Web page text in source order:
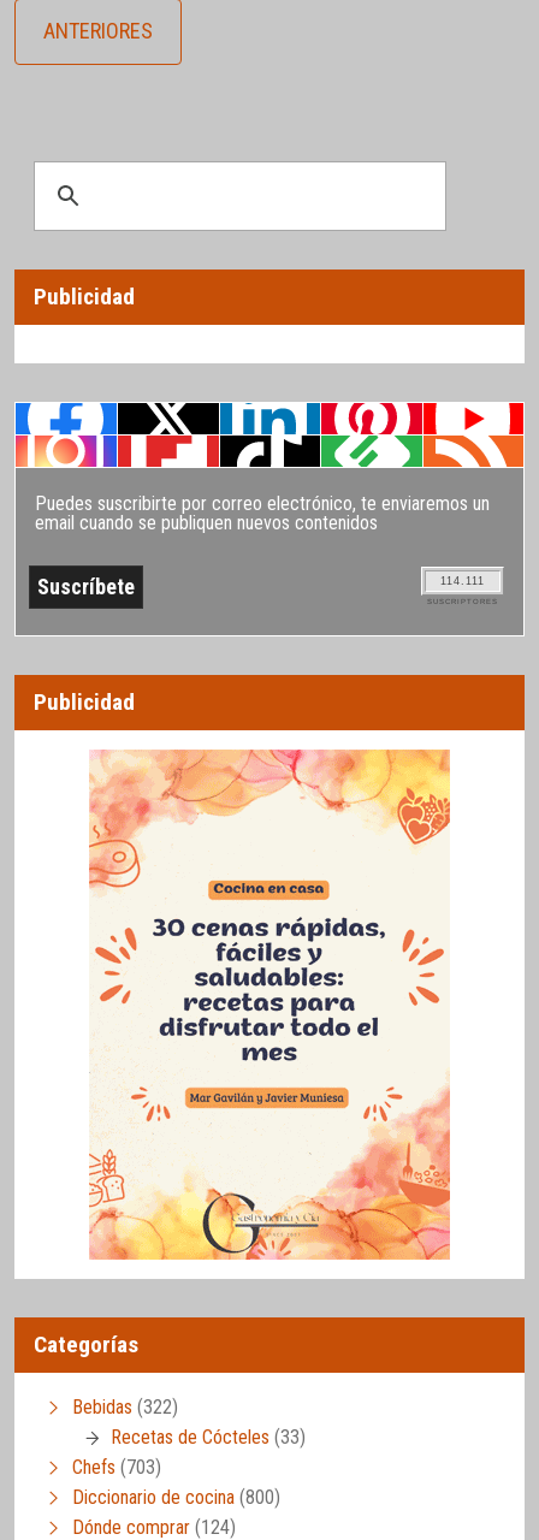
ANTERIORES
Publicidad
Puedes suscribirte por correo electrónico, te enviaremos un
email cuando se publiquen nuevos contenidos
114.111
SUSCRIPTORES
Publicidad
Categorías
Bebidas (322)
Recetas de Cócteles (33)
Chefs (703)
Diccionario de cocina (800)
Dónde comprar (124)